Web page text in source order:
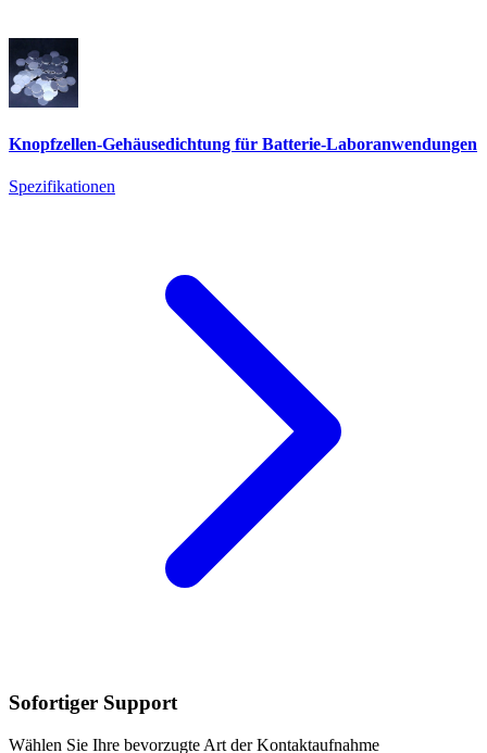
Knopfzellen-Gehäusedichtung für Batterie-Laboranwendungen
Spezifikationen
Sofortiger Support
Wählen Sie Ihre bevorzugte Art der Kontaktaufnahme